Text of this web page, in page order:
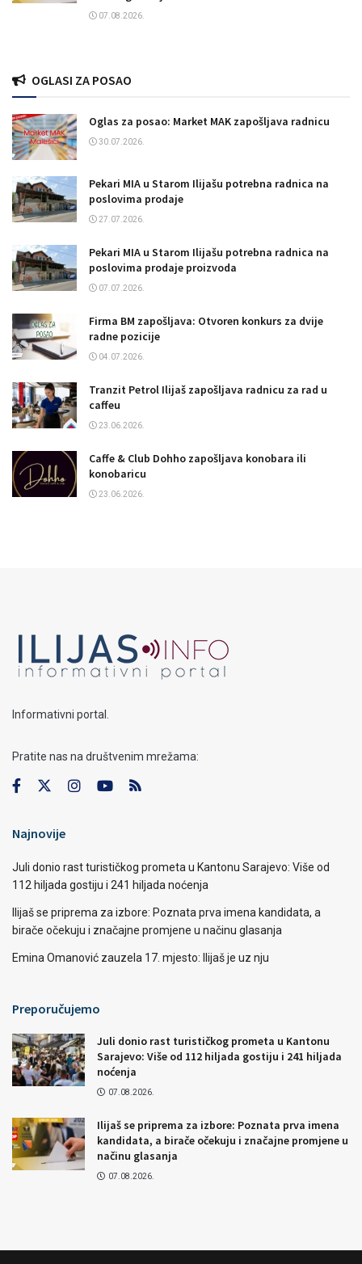
07.08.2026.
OGLASI ZA POSAO
Oglas za posao: Market MAK zapošljava radnicu
30.07.2026.
Pekari MIA u Starom Ilijašu potrebna radnica na
poslovima prodaje
27.07.2026.
Pekari MIA u Starom Ilijašu potrebna radnica na
poslovima prodaje proizvoda
07.07.2026.
Firma BM zapošljava: Otvoren konkurs za dvije
radne pozicije
04.07.2026.
Tranzit Petrol Ilijaš zapošljava radnicu za rad u
caffeu
23.06.2026.
Caffe & Club Dohho zapošljava konobara ili
konobaricu
23.06.2026.
Informativni portal.
Pratite nas na društvenim mrežama:
Najnovije
Juli donio rast turističkog prometa u Kantonu Sarajevo: Više od
112 hiljada gostiju i 241 hiljada noćenja
Ilijaš se priprema za izbore: Poznata prva imena kandidata, a
birače očekuju i značajne promjene u načinu glasanja
Emina Omanović zauzela 17. mjesto: Ilijaš je uz nju
Preporučujemo
Juli donio rast turističkog prometa u Kantonu
Sarajevo: Više od 112 hiljada gostiju i 241 hiljada
noćenja
07.08.2026.
Ilijaš se priprema za izbore: Poznata prva imena
kandidata, a birače očekuju i značajne promjene u
načinu glasanja
07.08.2026.